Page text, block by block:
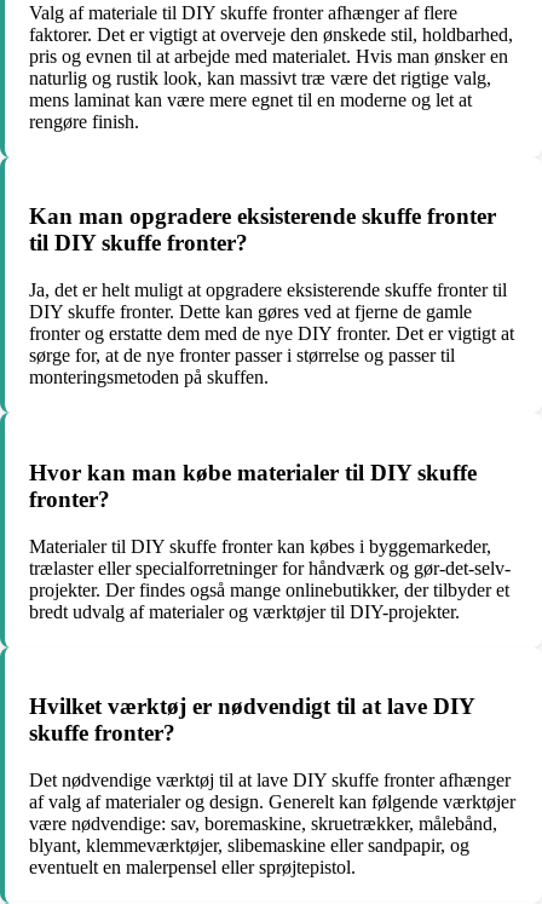
Valg af materiale til DIY skuffe fronter afhænger af flere
faktorer. Det er vigtigt at overveje den ønskede stil, holdbarhed,
pris og evnen til at arbejde med materialet. Hvis man ønsker en
naturlig og rustik look, kan massivt træ være det rigtige valg,
mens laminat kan være mere egnet til en moderne og let at
rengøre finish.
Kan man opgradere eksisterende skuffe fronter
til DIY skuffe fronter?
Ja, det er helt muligt at opgradere eksisterende skuffe fronter til
DIY skuffe fronter. Dette kan gøres ved at fjerne de gamle
fronter og erstatte dem med de nye DIY fronter. Det er vigtigt at
sørge for, at de nye fronter passer i størrelse og passer til
monteringsmetoden på skuffen.
Hvor kan man købe materialer til DIY skuffe
fronter?
Materialer til DIY skuffe fronter kan købes i byggemarkeder,
trælaster eller specialforretninger for håndværk og gør-det-selv-
projekter. Der findes også mange onlinebutikker, der tilbyder et
bredt udvalg af materialer og værktøjer til DIY-projekter.
Hvilket værktøj er nødvendigt til at lave DIY
skuffe fronter?
Det nødvendige værktøj til at lave DIY skuffe fronter afhænger
af valg af materialer og design. Generelt kan følgende værktøjer
være nødvendige: sav, boremaskine, skruetrækker, målebånd,
blyant, klemmeværktøjer, slibemaskine eller sandpapir, og
eventuelt en malerpensel eller sprøjtepistol.